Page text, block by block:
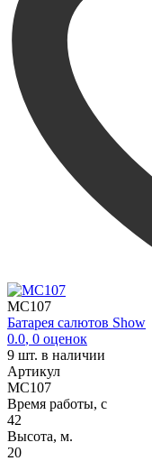
MC107
Батарея салютов Show
0.0, 0 оценок
9 шт. в наличии
Артикул
MC107
Время работы, с
42
Высота, м.
20